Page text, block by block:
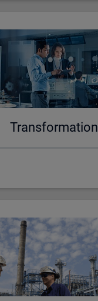
Trans­for­ma­ti­on